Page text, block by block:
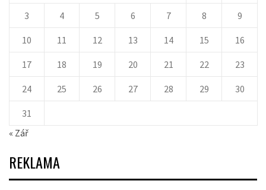
3 4 5 6 7 8 9
10 11 12 13 14 15 16
17 18 19 20 21 22 23
24 25 26 27 28 29 30
31
« Zář
REKLAMA